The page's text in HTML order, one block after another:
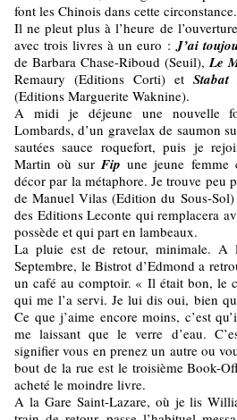
font les Chinois dans cette circonstance.
Il ne pleut plus à l’heure de
avec trois livres à un euro :J’ai
de Barbara Chase-Riboud (Seuil),Le
Remaury (Editions Corti) et Stabat
(Editions Marguerite Waknine).
A midi je déjeune une nouvelle
Lombards, d’un gravelax de saumon
sautées sauce roquefort, puis je
Martin où surFip une jeune femme
décor par la métaphore. Je trouve peu
de Manuel Vilas (Edition du Sous-
des Editions Leconte qui remplacera
possède et qui part en lambeaux.
La pluie est de retour, minimale. A
Septembre, le Bistrot d’Edmond a
un café au comptoir. « Il était bon, le
qui me l’a servi. Je lui dis oui, bien
Ce que j’aime encore moins, c’est
me laissant que le verre d’eau.
signifier vous en prenez un autre ou
bout de la rue est le troisième Book-
acheté le moindre livre.
A la Gare Saint-Lazare, où je lis